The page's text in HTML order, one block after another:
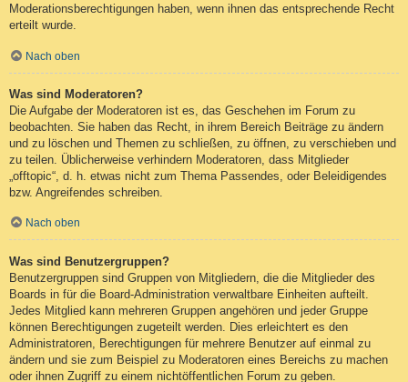
Moderationsberechtigungen haben, wenn ihnen das entsprechende Recht
erteilt wurde.
Nach oben
Was sind Moderatoren?
Die Aufgabe der Moderatoren ist es, das Geschehen im Forum zu
beobachten. Sie haben das Recht, in ihrem Bereich Beiträge zu ändern
und zu löschen und Themen zu schließen, zu öffnen, zu verschieben und
zu teilen. Üblicherweise verhindern Moderatoren, dass Mitglieder
„offtopic“, d. h. etwas nicht zum Thema Passendes, oder Beleidigendes
bzw. Angreifendes schreiben.
Nach oben
Was sind Benutzergruppen?
Benutzergruppen sind Gruppen von Mitgliedern, die die Mitglieder des
Boards in für die Board-Administration verwaltbare Einheiten aufteilt.
Jedes Mitglied kann mehreren Gruppen angehören und jeder Gruppe
können Berechtigungen zugeteilt werden. Dies erleichtert es den
Administratoren, Berechtigungen für mehrere Benutzer auf einmal zu
ändern und sie zum Beispiel zu Moderatoren eines Bereichs zu machen
oder ihnen Zugriff zu einem nichtöffentlichen Forum zu geben.